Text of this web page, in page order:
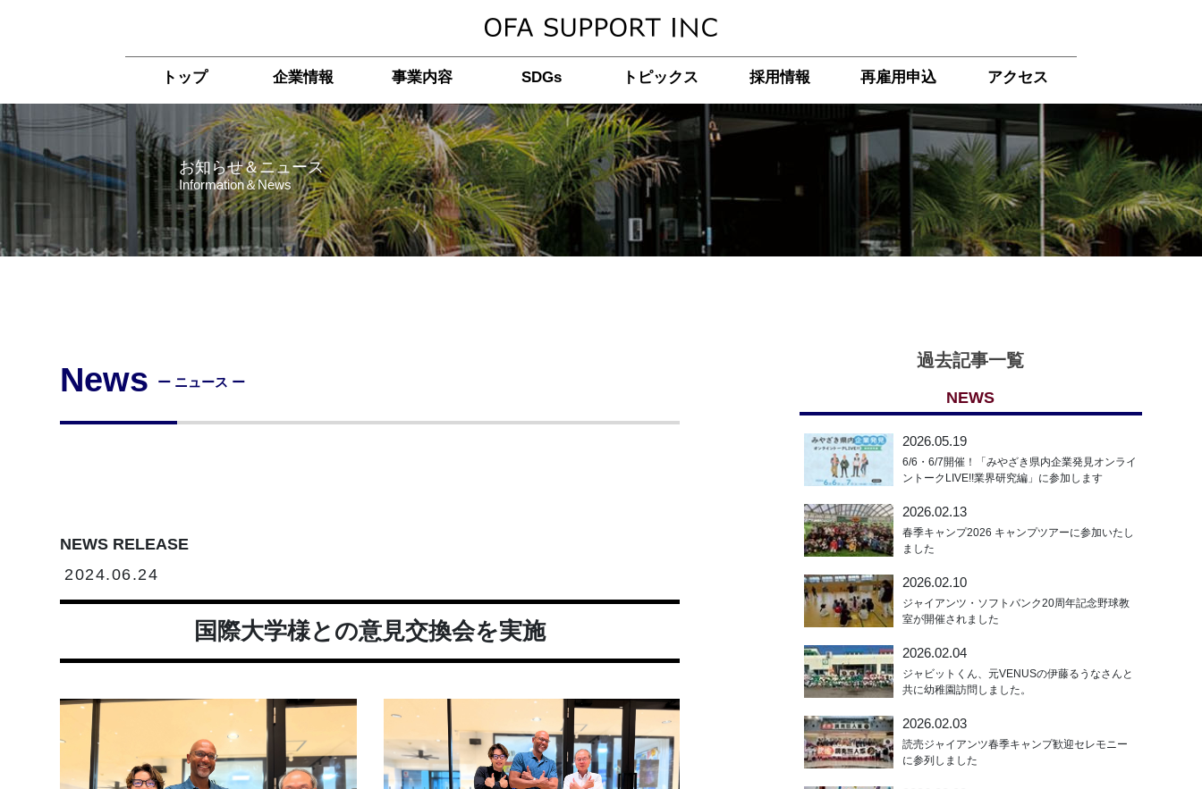
お知らせ＆ニュース
Information＆News
トップ 企業情報 事業内容 SDGs トピックス 採用情報 再雇用申込 アクセス
News ー ニュース ー
NEWS RELEASE
2024.06.24
国際大学様との意見交換会を実施
過去記事一覧
NEWS
2026.05.19
6/6・6/7開催！「みやざき県内企業発見オンライ
ントークLIVE!!業界研究編」に参加します
2026.02.13
春季キャンプ2026 キャンプツアーに参加いたし
ました
2026.02.10
ジャイアンツ・ソフトバンク20周年記念野球教
室が開催されました
2026.02.04
ジャビットくん、元VENUSの伊藤るうなさんと
共に幼稚園訪問しました。
2026.02.03
読売ジャイアンツ春季キャンプ歓迎セレモニー
に参列しました